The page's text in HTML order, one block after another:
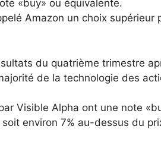
«buy» ou équivalente.
Amazon un choix supérieur
du quatrième trimestre
de la technologie des
Visible Alpha ont une note
environ 7% au-dessus du